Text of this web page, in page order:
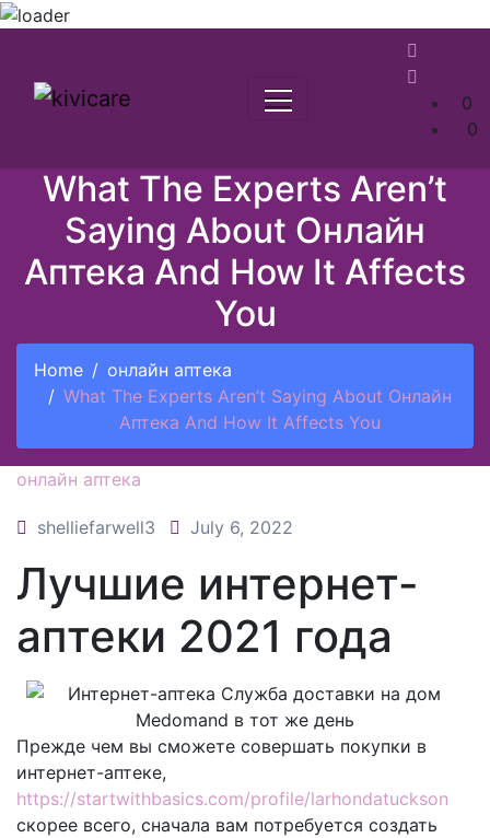
0
0
What The Experts Aren’t
Saying About Онлайн
Аптека And How It Affects
You
Home
онлайн аптека
What The Experts Aren’t Saying About Онлайн
Аптека And How It Affects You
онлайн аптека
shelliefarwell3 July 6, 2022
Лучшие интернет-
аптеки 2021 года
Прежде чем вы сможете совершать покупки в
интернет-аптеке,
https://startwithbasics.com/profile/larhondatuckson
скорее всего, сначала вам потребуется создать